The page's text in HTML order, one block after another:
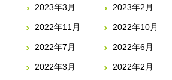
2023年3月 2023年2月
2022年11月 2022年10月
2022年7月 2022年6月
2022年3月 2022年2月